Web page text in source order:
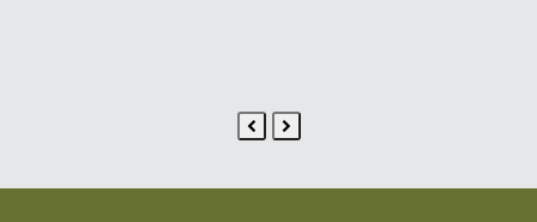
Previous
Next